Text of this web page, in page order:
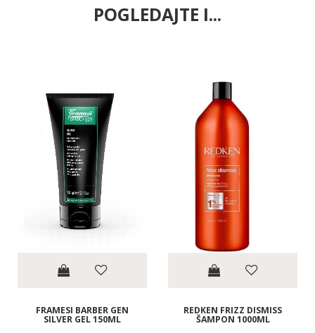
POGLEDAJTE I...
FRAMESI BARBER GEN
SILVER GEL 150ML
REDKEN FRIZZ DISMISS
ŠAMPON 1000ML